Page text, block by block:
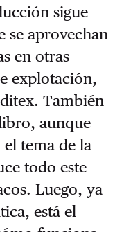
sigue
se aprovechan
en otras
explotación,
También
aunque
tema de la
todo este
Luego, ya
está el